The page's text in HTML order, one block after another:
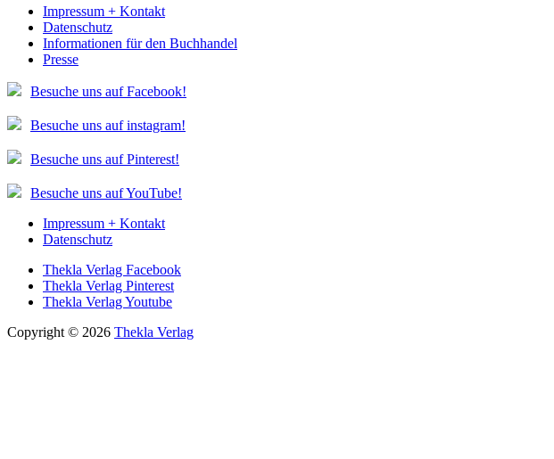
Impressum + Kontakt
Datenschutz
Informationen für den Buchhandel
Presse
Besuche uns auf Facebook!
Besuche uns auf instagram!
Besuche uns auf Pinterest!
Besuche uns auf YouTube!
Impressum + Kontakt
Datenschutz
Thekla Verlag Facebook
Thekla Verlag Pinterest
Thekla Verlag Youtube
Copyright © 2026 Thekla Verlag